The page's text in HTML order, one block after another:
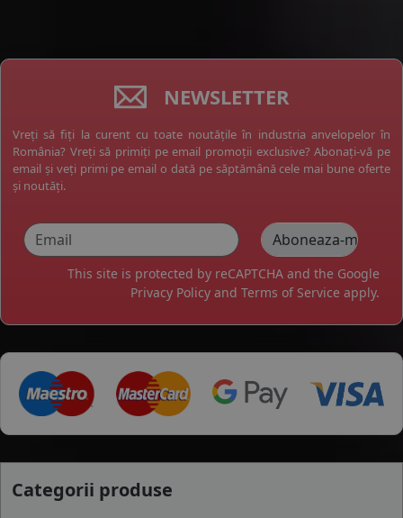
NEWSLETTER
Vreți să fiți la curent cu toate noutățile în industria anvelopelor în
România? Vreți să primiți pe email promoții exclusive? Abonați-vă pe
email și veți primi pe email o dată pe săptămână cele mai bune oferte
și noutăți.
This site is protected by reCAPTCHA and the Google
Privacy Policy and Terms of Service apply.
Categorii produse